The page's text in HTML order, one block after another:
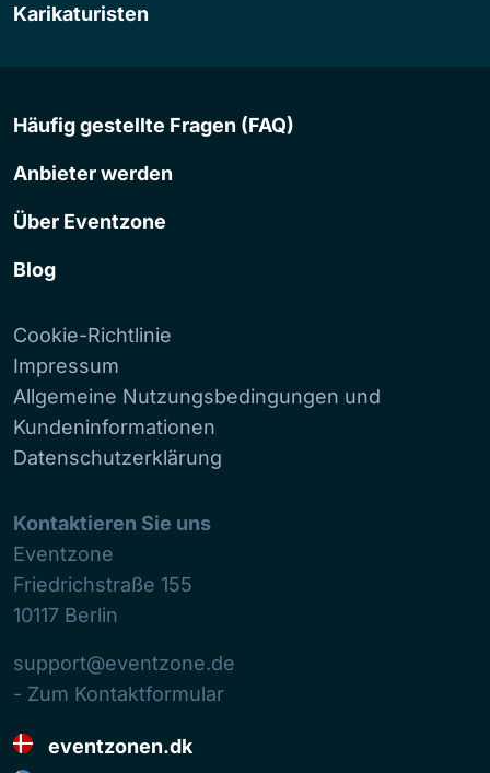
Karikaturisten
Häufig gestellte Fragen (FAQ)
Anbieter werden
Über Eventzone
Blog
Cookie-Richtlinie
Impressum
Allgemeine Nutzungsbedingungen und
Kundeninformationen
Datenschutzerklärung
Kontaktieren Sie uns
Eventzone
Friedrichstraße 155
10117 Berlin
support@eventzone.de
- Zum Kontaktformular
eventzonen.dk